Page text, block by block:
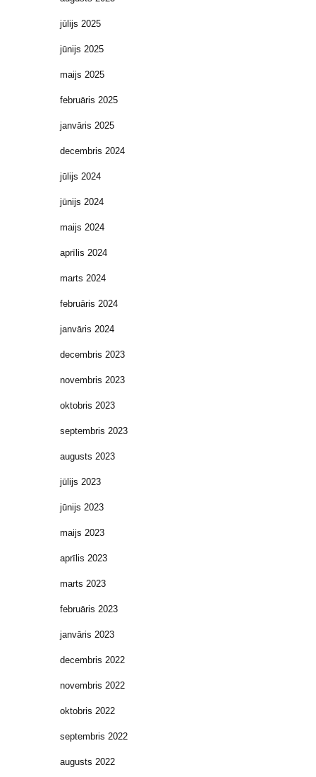
jūlijs 2025
jūnijs 2025
maijs 2025
februāris 2025
janvāris 2025
decembris 2024
jūlijs 2024
jūnijs 2024
maijs 2024
aprīlis 2024
marts 2024
februāris 2024
janvāris 2024
decembris 2023
novembris 2023
oktobris 2023
septembris 2023
augusts 2023
jūlijs 2023
jūnijs 2023
maijs 2023
aprīlis 2023
marts 2023
februāris 2023
janvāris 2023
decembris 2022
novembris 2022
oktobris 2022
septembris 2022
augusts 2022